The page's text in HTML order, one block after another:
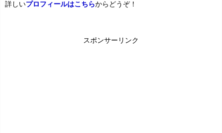
詳しいプロフィールはこちらからどうぞ！
スポンサーリンク